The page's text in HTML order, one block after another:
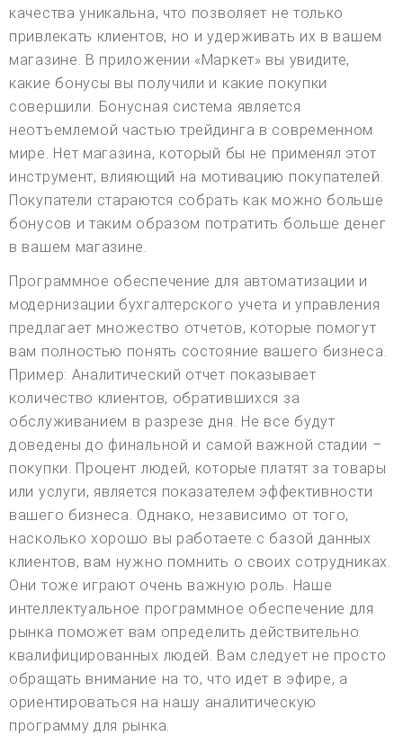
качества уникальна, что позволяет не только
привлекать клиентов, но и удерживать их в вашем
магазине. В приложении «Маркет» вы увидите,
какие бонусы вы получили и какие покупки
совершили. Бонусная система является
неотъемлемой частью трейдинга в современном
мире. Нет магазина, который бы не применял этот
инструмент, влияющий на мотивацию покупателей.
Покупатели стараются собрать как можно больше
бонусов и таким образом потратить больше денег
в вашем магазине.
Программное обеспечение для автоматизации и
модернизации бухгалтерского учета и управления
предлагает множество отчетов, которые помогут
вам полностью понять состояние вашего бизнеса.
Пример: Аналитический отчет показывает
количество клиентов, обратившихся за
обслуживанием в разрезе дня. Не все будут
доведены до финальной и самой важной стадии –
покупки. Процент людей, которые платят за товары
или услуги, является показателем эффективности
вашего бизнеса. Однако, независимо от того,
насколько хорошо вы работаете с базой данных
клиентов, вам нужно помнить о своих сотрудниках.
Они тоже играют очень важную роль. Наше
интеллектуальное программное обеспечение для
рынка поможет вам определить действительно
квалифицированных людей. Вам следует не просто
обращать внимание на то, что идет в эфире, а
ориентироваться на нашу аналитическую
программу для рынка.